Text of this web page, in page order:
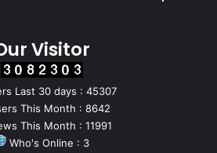
Visitor
Last 30 days : 45307
This Month : 8642
This Month : 11991
Who's Online : 3